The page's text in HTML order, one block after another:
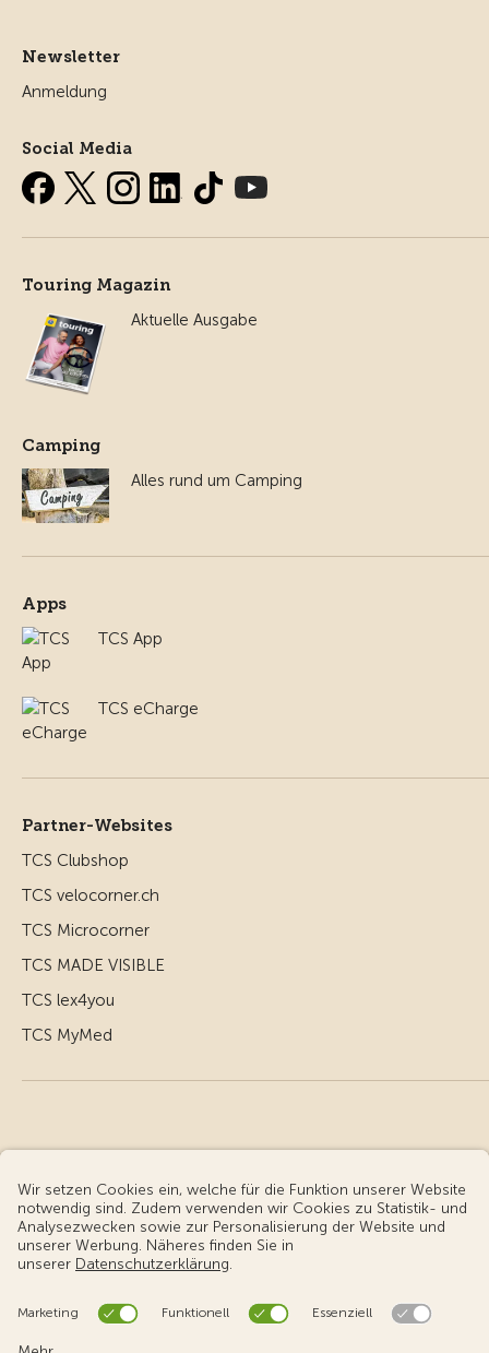
Newsletter
Anmeldung
Social Media
Touring Magazin
Aktuelle Ausgabe
Camping
Alles rund um Camping
Apps
TCS App
TCS eCharge
Partner-Websites
TCS Clubshop
TCS velocorner.ch
TCS Microcorner
TCS MADE VISIBLE
TCS lex4you
TCS MyMed
© Touring Club Schweiz
Benutzungsbedingungen - rechtliche Informationen